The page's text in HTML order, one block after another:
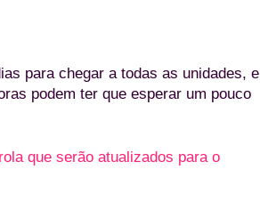
para chegar a todas as unidades, e
podem ter que esperar um pouco
que serão atualizados para o